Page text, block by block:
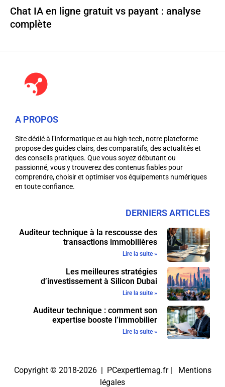
Chat IA en ligne gratuit vs payant : analyse
complète
A PROPOS
Site dédié à l’informatique et au high-tech, notre plateforme
propose des guides clairs, des comparatifs, des actualités et
des conseils pratiques. Que vous soyez débutant ou
passionné, vous y trouverez des contenus fiables pour
comprendre, choisir et optimiser vos équipements numériques
en toute confiance.
DERNIERS ARTICLES
Auditeur technique à la rescousse des
transactions immobilières
Lire la suite »
Les meilleures stratégies
d’investissement à Silicon Dubai
Lire la suite »
Auditeur technique : comment son
expertise booste l’immobilier
Lire la suite »
Copyright © 2018-2026 | PCexpertlemag.fr |
Mentions
légales